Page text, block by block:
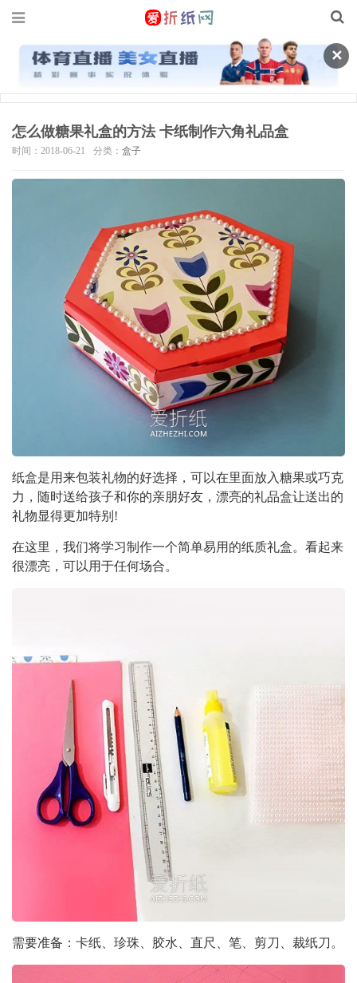
✕
怎么做糖果礼盒的方法 卡纸制作六角礼品盒
时间：2018-06-21 分类： 盒子
纸盒是用来包装礼物的好选择，可以在里面放入糖果或巧克
力，随时送给孩子和你的亲朋好友，漂亮的礼品盒让送出的
礼物显得更加特别!
在这里，我们将学习制作一个简单易用的纸质礼盒。看起来
很漂亮，可以用于任何场合。
需要准备：卡纸、珍珠、胶水、直尺、笔、剪刀、裁纸刀。